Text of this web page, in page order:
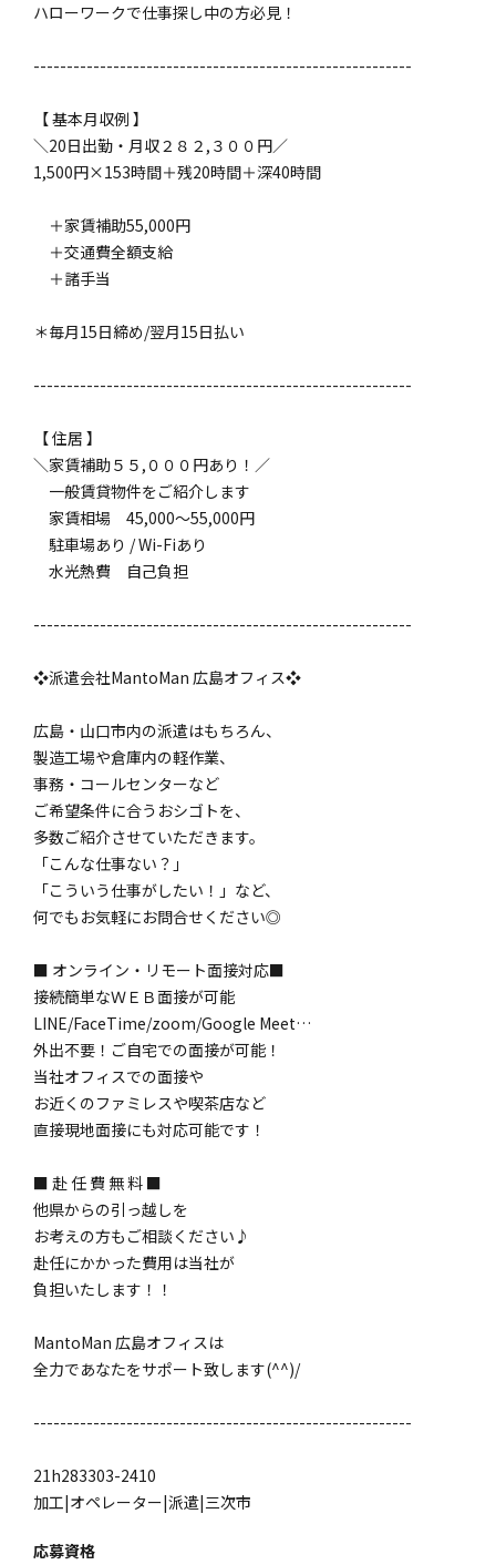
ハローワークで仕事探し中の方必見！
---------------------------------------------------------
【 基本月収例 】
＼20日出勤・月収２８２,３００円／
1,500円×153時間＋残20時間＋深40時間
＋家賃補助55,000円
＋交通費全額支給
＋諸手当
＊毎月15日締め/翌月15日払い
---------------------------------------------------------
【 住居 】
＼家賃補助５５,０００円あり！／
一般賃貸物件をご紹介します
家賃相場 45,000～55,000円
駐車場あり / Wi-Fiあり
水光熱費 自己負担
---------------------------------------------------------
❖派遣会社MantoMan 広島オフィス❖
広島・山口市内の派遣はもちろん、
製造工場や倉庫内の軽作業、
事務・コールセンターなど
ご希望条件に合うおシゴトを、
多数ご紹介させていただきます。
「こんな仕事ない？」
「こういう仕事がしたい！」など、
何でもお気軽にお問合せください◎
■ オンライン・リモート面接対応■
接続簡単なＷＥＢ面接が可能
LINE/FaceTime/zoom/Google Meet…
外出不要！ご自宅での面接が可能！
当社オフィスでの面接や
お近くのファミレスや喫茶店など
直接現地面接にも対応可能です！
■ 赴 任 費 無 料 ■
他県からの引っ越しを
お考えの方もご相談ください♪
赴任にかかった費用は当社が
負担いたします！！
MantoMan 広島オフィスは
全力であなたをサポート致します(^^)/
---------------------------------------------------------
21h283303-2410
加工|オペレーター|派遣|三次市
応募資格